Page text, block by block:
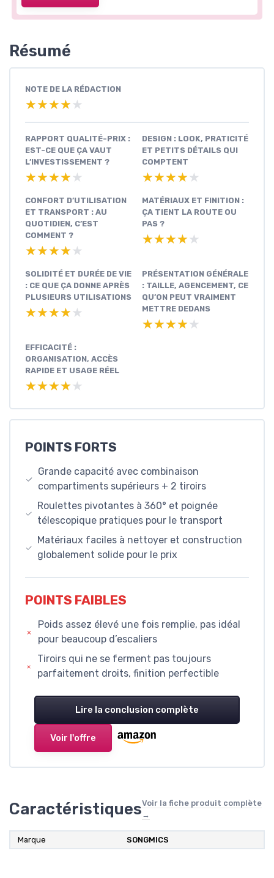
Résumé
NOTE DE LA RÉDACTION
★★★★★
★★★★★
RAPPORT QUALITÉ-PRIX :
EST-CE QUE ÇA VAUT
L’INVESTISSEMENT ?
★★★★★
★★★★★
DESIGN : LOOK, PRATICITÉ
ET PETITS DÉTAILS QUI
COMPTENT
★★★★★
★★★★★
CONFORT D’UTILISATION
ET TRANSPORT : AU
QUOTIDIEN, C’EST
COMMENT ?
★★★★★
★★★★★
MATÉRIAUX ET FINITION :
ÇA TIENT LA ROUTE OU
PAS ?
★★★★★
★★★★★
SOLIDITÉ ET DURÉE DE VIE
: CE QUE ÇA DONNE APRÈS
PLUSIEURS UTILISATIONS
★★★★★
★★★★★
PRÉSENTATION GÉNÉRALE
: TAILLE, AGENCEMENT, CE
QU’ON PEUT VRAIMENT
METTRE DEDANS
★★★★★
★★★★★
EFFICACITÉ :
ORGANISATION, ACCÈS
RAPIDE ET USAGE RÉEL
★★★★★
★★★★★
POINTS FORTS
Grande capacité avec combinaison
compartiments supérieurs + 2 tiroirs
Roulettes pivotantes à 360° et poignée
télescopique pratiques pour le transport
Matériaux faciles à nettoyer et construction
globalement solide pour le prix
POINTS FAIBLES
Poids assez élevé une fois remplie, pas idéal
pour beaucoup d’escaliers
Tiroirs qui ne se ferment pas toujours
parfaitement droits, finition perfectible
Lire la conclusion complète
Voir l'offre
CaractéristiquesVoir la fiche produit complète
→
Marque SONGMICS